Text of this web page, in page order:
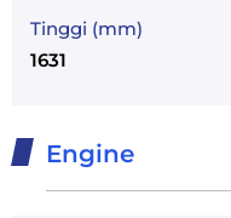
Tinggi (mm)
1631
Engine